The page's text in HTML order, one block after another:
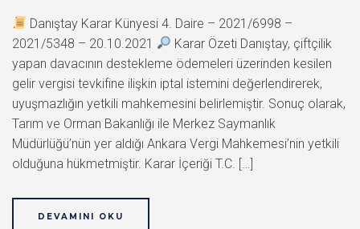
Danıştay Karar Künyesi 4. Daire – 2021/6998 –
2021/5348 – 20.10.2021
Karar Özeti Danıştay, çiftçilik
yapan davacının destekleme ödemeleri üzerinden kesilen
gelir vergisi tevkifine ilişkin iptal istemini değerlendirerek,
uyuşmazlığın yetkili mahkemesini belirlemiştir. Sonuç olarak,
Tarım ve Orman Bakanlığı ile Merkez Saymanlık
Müdürlüğü’nün yer aldığı Ankara Vergi Mahkemesi’nin yetkili
olduğuna hükmetmiştir. Karar İçeriği T.C. […]
DEVAMINI OKU